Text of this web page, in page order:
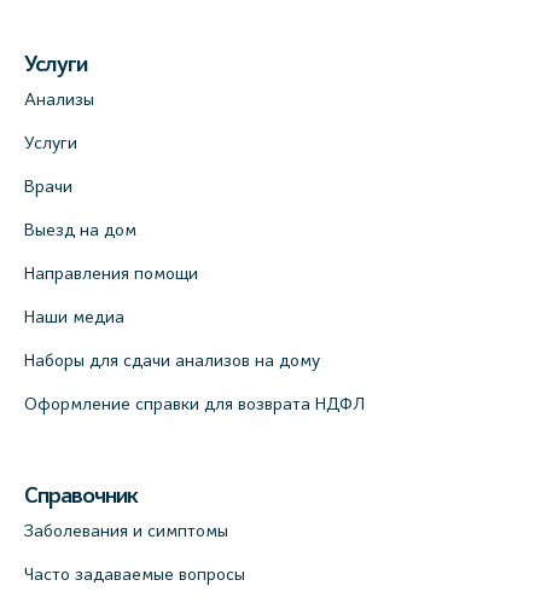
Услуги
Анализы
Услуги
Врачи
Выезд на дом
Направления помощи
Наши медиа
Наборы для сдачи анализов на дому
Оформление справки для возврата НДФЛ
Справочник
Заболевания и симптомы
Часто задаваемые вопросы